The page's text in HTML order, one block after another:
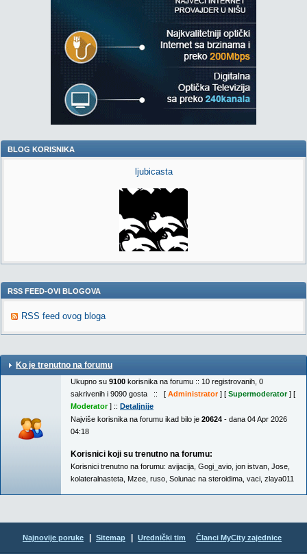
BLOG KORISNIKA
ljubicasta
RSS FEED-OVI BLOGOVA
RSS feed ovog bloga
Ko je trenutno na forumu
Ukupno su 9100 korisnika na forumu :: 10 registrovanih, 0
sakrivenih i 9090 gosta :: [ Administrator] [ Supermoderator] [
Moderator] :: Detaljnije
Najviše korisnika na forumu ikad bilo je 20624 - dana 04 Apr 2026
04:18
Korisnici koji su trenutno na forumu:
Korisnici trenutno na forumu: avijacija Gogi_avio jon istvan Jose
kolateralnasteta Mzee ruso Solunac na steroidima vaci zlaya011
Najnovije poruke Sitemap Urednički tim Članci MyCity zajednice